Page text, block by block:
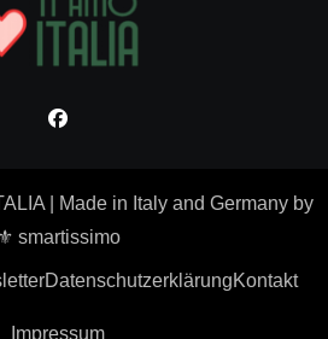
Made in Italy and Germany by
⚜ smartissimo
DatenschutzerklärungKontakt
Impressum